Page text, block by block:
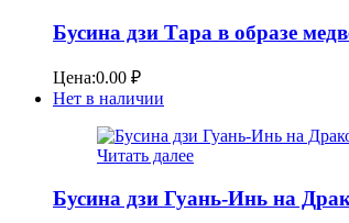
Бусина дзи Тара в образе
Цена:0.00 ₽
Нет в наличии
Читать далее
Бусина дзи Гуань-Инь на